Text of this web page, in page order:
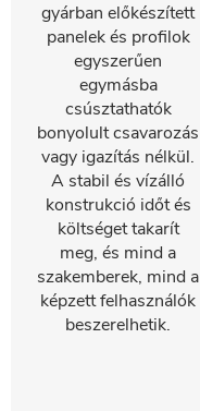
gyárban előkészített
panelek és profilok
egyszerűen
egymásba
csúsztathatók
bonyolult csavarozás
vagy igazítás nélkül.
A stabil és vízálló
konstrukció időt és
költséget takarít
meg, és mind a
szakemberek, mind a
képzett felhasználók
beszerelhetik.